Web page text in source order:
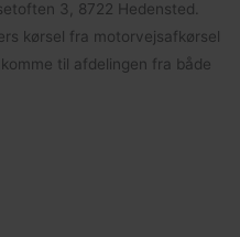
3, 8722 Hedensted.
kørsel fra motorvejsafkørsel
til afdelingen fra både